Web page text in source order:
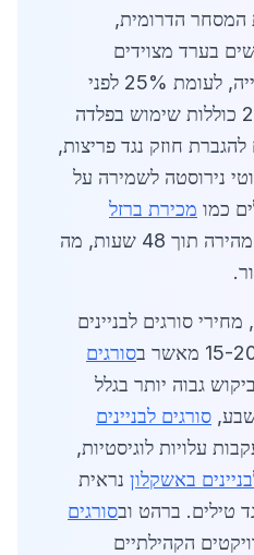
המסחר הדרומית,
בערד מצוידים
בסורגים כבר בשלבי הבנייה, לעומת 25% לפני
חמש שנים. מגמות 2026 כוללות שימוש בפלדה
חוזק נגד פריצות,
נירוסטה לשמירה על
כמו מכירת ברזל
מציעים אספקה מהירה תוך 48 שעות, מה
סורגים לבניינים
סורגים
גבוה יותר בגלל
סורגים לבניינים
עלויות לוגיסטיות,
באשקלון נראית
טילים. ברהט ובסורגים
הקהילתיים